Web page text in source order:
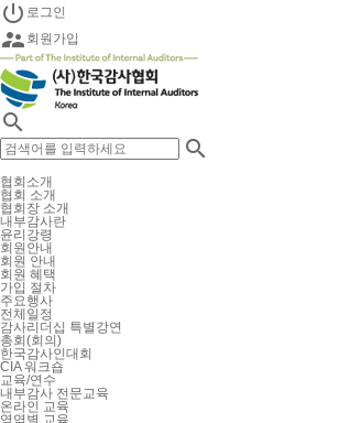
 로그인
 회원가입


협회소개
협회 소개
협회장 소개
내부감사란
윤리강령
회원안내
회원 안내
회원 혜택
가입 절차
주요행사
전체일정
감사리더십 특별강연
총회(회의)
한국감사인대회
CIA 워크숍
교육/연수
내부감사 전문교육
온라인 교육
영역별 교육